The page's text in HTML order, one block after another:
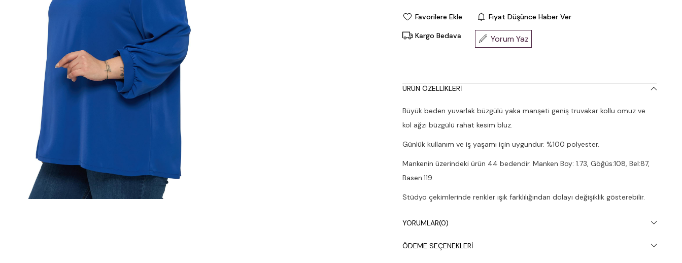
Favorilere Ekle Fiyat Düşünce Haber Ver
Kargo Bedava Yorum Yaz
ÜRÜN ÖZELLIKLERI
Büyük beden yuvarlak büzgülü yaka manşeti geniş truvakar kollu omuz ve
kol ağzı büzgülü rahat kesim bluz.
Günlük kullanım ve iş yaşamı için uygundur. %100 polyester.
Mankenin üzerindeki ürün 44 bedendir. Manken Boy: 1.73, Göğüs:108, Bel:87,
Basen:119.
Stüdyo çekimlerinde renkler ışık farklılığından dolayı değişiklik gösterebilir.
YORUMLAR(0)
ÖDEME SEÇENEKLERI